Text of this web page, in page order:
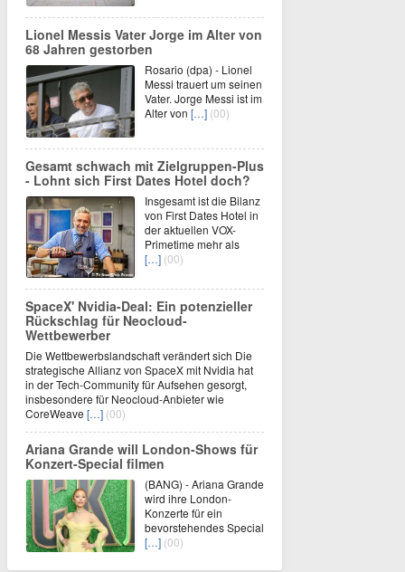
Lionel Messis Vater Jorge im Alter von
68 Jahren gestorben
Rosario (dpa) - Lionel
Messi trauert um seinen
Vater. Jorge Messi ist im
Alter von […] (00)
Gesamt schwach mit Zielgruppen-Plus
- Lohnt sich First Dates Hotel doch?
Insgesamt ist die Bilanz
von First Dates Hotel in
der aktuellen VOX-
Primetime mehr als
[…] (00)
SpaceX' Nvidia-Deal: Ein potenzieller
Rückschlag für Neocloud-
Wettbewerber
Die Wettbewerbslandschaft verändert sich Die
strategische Allianz von SpaceX mit Nvidia hat
in der Tech-Community für Aufsehen gesorgt,
insbesondere für Neocloud-Anbieter wie
CoreWeave […] (00)
Ariana Grande will London-Shows für
Konzert-Special filmen
(BANG) - Ariana Grande
wird ihre London-
Konzerte für ein
bevorstehendes Special
[…] (00)